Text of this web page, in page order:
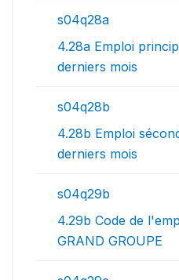
s04q28a
4.28a Emploi
derniers mois
s04q28b
4.28b Emploi
derniers mois
s04q29b
4.29b Code de
GRAND GROUPE